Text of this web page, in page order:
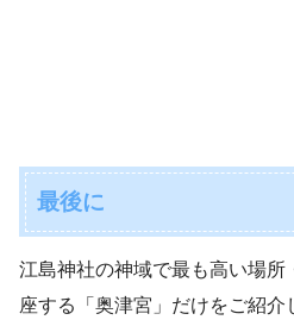
最後に
江島神社の神域で最も高い場
座する「奥津宮」だけをご紹介